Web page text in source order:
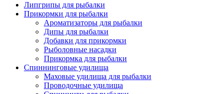
Липгрипы для рыбалки
Прикормки для рыбалки
Ароматизаторы для рыбалки
Дипы для рыбалки
Добавки для прикормки
Рыболовные насадки
Прикормка для рыбалки
Спиннинговые удилища
Маховые удилища для рыбалки
Проводочные удилища